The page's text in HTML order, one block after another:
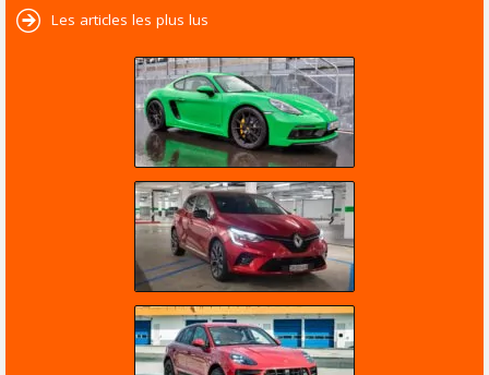
Les articles les plus lus